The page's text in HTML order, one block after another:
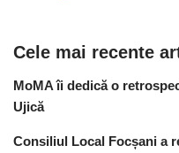
Cele mai recente
MoMA îi dedică o
Ujică
Consiliul Local Focșani a